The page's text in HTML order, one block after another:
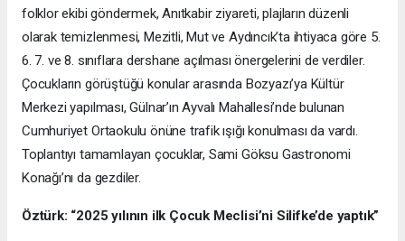
folklor ekibi göndermek, Anıtkabir ziyareti, plajların düzenli
olarak temizlenmesi, Mezitli, Mut ve Aydıncık’ta ihtiyaca göre 5.
6. 7. ve 8. sınıflara dershane açılması önergelerini de verdiler.
Çocukların görüştüğü konular arasında Bozyazı’ya Kültür
Merkezi yapılması, Gülnar’ın Ayvalı Mahallesi’nde bulunan
Cumhuriyet Ortaokulu önüne trafik ışığı konulması da vardı.
Toplantıyı tamamlayan çocuklar, Sami Göksu Gastronomi
Konağı’nı da gezdiler.
Öztürk: “2025 yılının ilk Çocuk Meclisi’ni Silifke’de yaptık”